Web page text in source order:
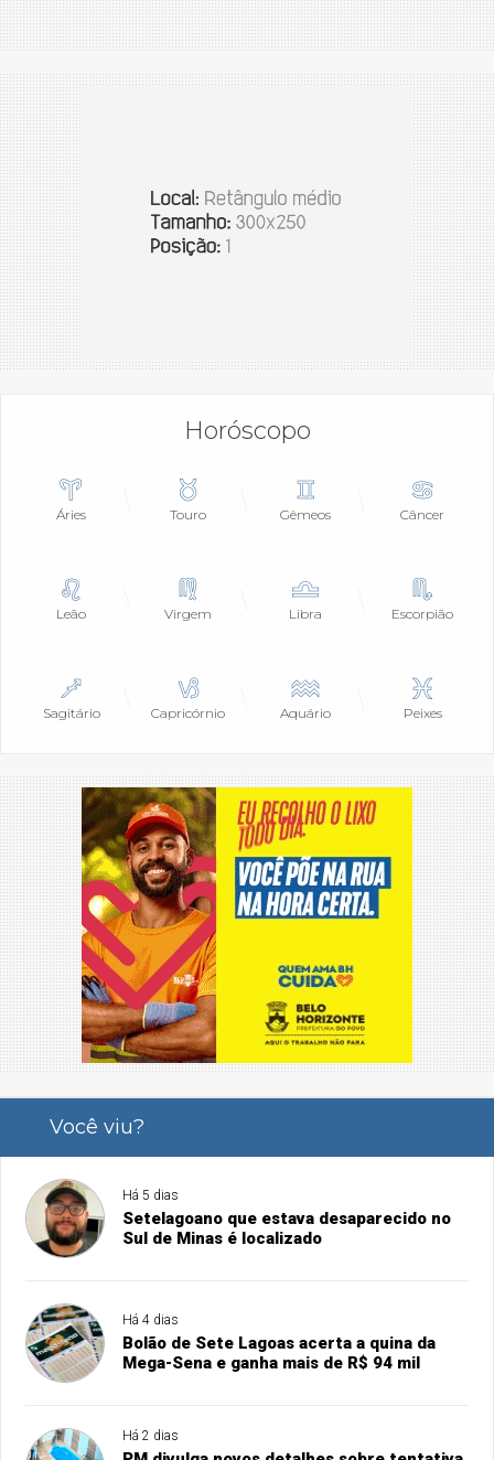
Horóscopo
Áries Touro Gêmeos Câncer
Leão Virgem Libra Escorpião
Sagitário Capricórnio Aquário Peixes
Você viu?
Há 5 dias
Setelagoano que estava desaparecido no
Sul de Minas é localizado
Há 4 dias
Bolão de Sete Lagoas acerta a quina da
Mega-Sena e ganha mais de R$ 94 mil
Há 2 dias